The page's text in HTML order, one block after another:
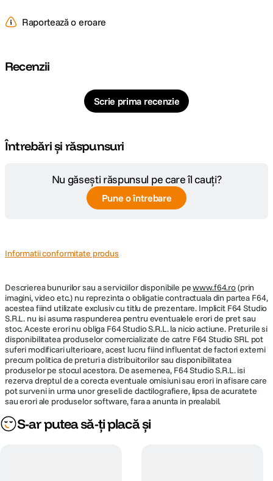
Raportează o eroare
Recenzii
Scrie prima recenzie
Întrebări și răspunsuri
Nu găsești răspunsul pe care îl cauți?
Pune o întrebare
Informatii conformitate produs
Descrierea bunurilor sau a serviciilor disponibile pewww.f64.ro(prin
imagini, video etc.) nu reprezinta o obligatie contractuala din partea F64,
acestea fiind utilizate exclusiv cu titlu de prezentare. Implicit F64 Studio
S.R.L. nu isi asuma raspunderea pentru eventualele erori de pret sau
stoc. Aceste erori nu obliga F64 Studio S.R.L. la nicio actiune. Preturile si
disponibilitatea produselor comercializate de catre F64 Studio SRL pot
suferi modificari ulterioare, acest lucru fiind influentat de factori externi
precum politica de preturi a distribuitorilor sau disponibilitatea
produselor pe stocul acestora. De asemenea, F64 Studio S.R.L. isi
rezerva dreptul de a corecta eventuale omisiuni sau erori in afisare care
pot surveni in urma unor greseli de dactilografiere, lipsa de acuratete
sau erori ale produselor software, fara a anunta in prealabil.
S-ar putea să-ți placă și